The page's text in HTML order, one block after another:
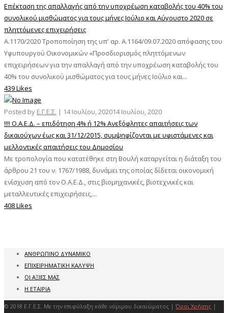
Επέκταση της απαλλαγής από την υποχρέωση καταβολής του 40% του
συνολικού μισθώματος για τους μήνες Ιούλιο και Αύγουστο 2020 σε
πληττόμενες επιχειρήσεις
Α.1170/2020 Τροποποίηση της υπ' αρ. Α.1164/09.07.2020 απόφασης του
Υφυπουργού Οικονομικών «Προσδιορισμός πληττόμενων
επιχειρήσεων για την απαλλαγή από την υποχρέωση καταβολής του
40% του συνολικού μισθώματος για τους μήνες Ιούλιο και...
439 Likes
Posted by Ε.Γ.Ε.Σ. | 14 Ιουλίου, 202014 Ιουλίου, 2020
!!!! Ο.Α.Ε.Δ. – επιδότηση 4% ή 12% Ανεξόφλητες απαιτήσεις των
δικαιούχων έως και 31/12/2015, συμψηφίζονται με υφιστάμενες και
μελλοντικές απαιτήσεις του Δημοσίου
Με τροπολογία που κατατέθηκε στη Βουλή καταργείται η διάταξη του
άρθρου 21 του ν. 1767/1988, δυνάμει της οποίας δίδεται οικονομική
ενίσχυση από τον Ο.Α.Ε.Δ., στις βιομηχανικές, βιοτεχνικές και
μεταλλευτικές επιχειρήσεις,...
408 Likes
ΑΝΘΡΩΠΙΝΟ ΔΥΝΑΜΙΚΟ
ΕΠΙΧΕΙΡΗΜΑΤΙΚΗ ΚΑΛΥΨΗ
ΟΙ ΑΞΙΕΣ ΜΑΣ
Η ΕΤΑΙΡΙΑ
© 2018 Ε.Γ.Ε.Σ. Με την επιφύλαξη κάθε νόμιμου δικαιώματος | Όροι Χρήσης |